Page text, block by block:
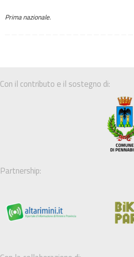
Prima nazionale.
Con il contributo e il sostegno di:
Partnership: